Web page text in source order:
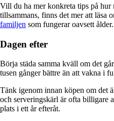
Vill du ha mer konkreta tips på hur
tillsammans, finns det mer att läsa
familjen som fungerar oavsett ålder.
Dagen efter
Börja städa samma kväll om det
tusen gånger bättre än att vakna i
Tänk igenom innan köpen om det
och serveringskärl är ofta billigare
plats i ett år efteråt.